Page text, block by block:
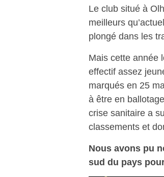
Le club situé à
meilleurs
plongé dans les
Mais cette année
effectif assez
marqués en 25
à être en
crise sanitaire a
classements et
Nous avons pu
sud du pays